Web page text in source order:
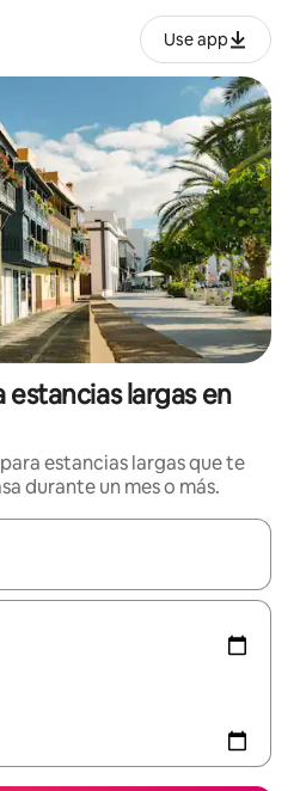
Use app
largas en
estancias largas que te
durante un mes o más.
disponibles, podrás navegar